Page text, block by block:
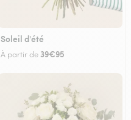
Soleil d'été
À partir de 39€95